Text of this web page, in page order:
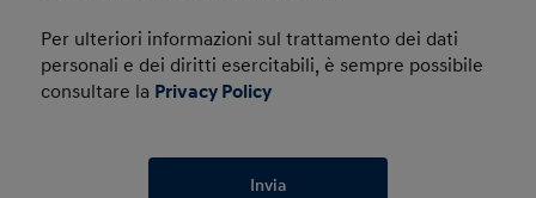
Per ulteriori informazioni sul trattamento dei dati
personali e dei diritti esercitabili, è sempre possibile
consultare la Privacy Policy
Invia